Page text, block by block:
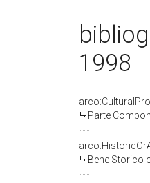
1998
Parte
Bene Storico